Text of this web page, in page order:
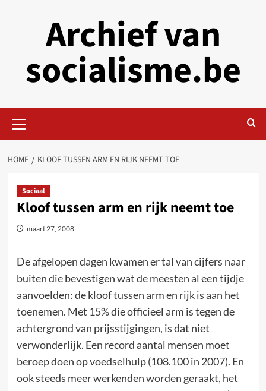
Archief van
socialisme.be
Menu
HOME KLOOF TUSSEN ARM EN RIJK NEEMT TOE
Sociaal
Kloof tussen arm en rijk neemt toe
maart 27, 2008
De afgelopen dagen kwamen er tal van cijfers naar
buiten die bevestigen wat de meesten al een tijdje
aanvoelden: de kloof tussen arm en rijk is aan het
toenemen. Met 15% die officieel arm is tegen de
achtergrond van prijsstijgingen, is dat niet
verwonderlijk. Een record aantal mensen moet
beroep doen op voedselhulp (108.100 in 2007). En
ook steeds meer werkenden worden geraakt, het